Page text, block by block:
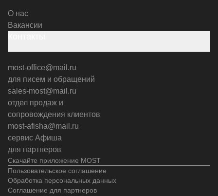
Скачайте приложение MOST
О нас
Вакансии
most-office@mail.ru
для писем и обращений
sales-most@mail.ru
отдел продаж и
сопровождения клиентов
most-afisha@mail.ru
сервис Афиша
для партнеров
Пользовательское соглашение
Обработка персональных данных
Соглашение для партнеров